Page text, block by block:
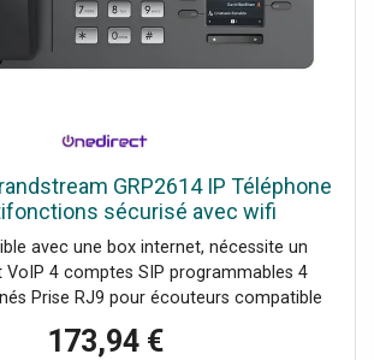
GRP2614 IP Téléphone
sécurisé avec wifi
avec une box internet, nécessite un
VoIP 4 comptes SIP programmables 4
Prise RJ9 pour écouteurs compatible
Fonction de connection Wifi et bluetooth
173,94 €